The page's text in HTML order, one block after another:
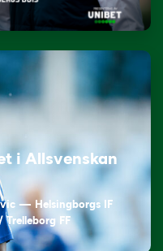
i Allsvenskan
— Helsingborgs IF
FF